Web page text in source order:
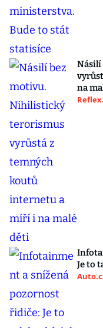
na
Je to